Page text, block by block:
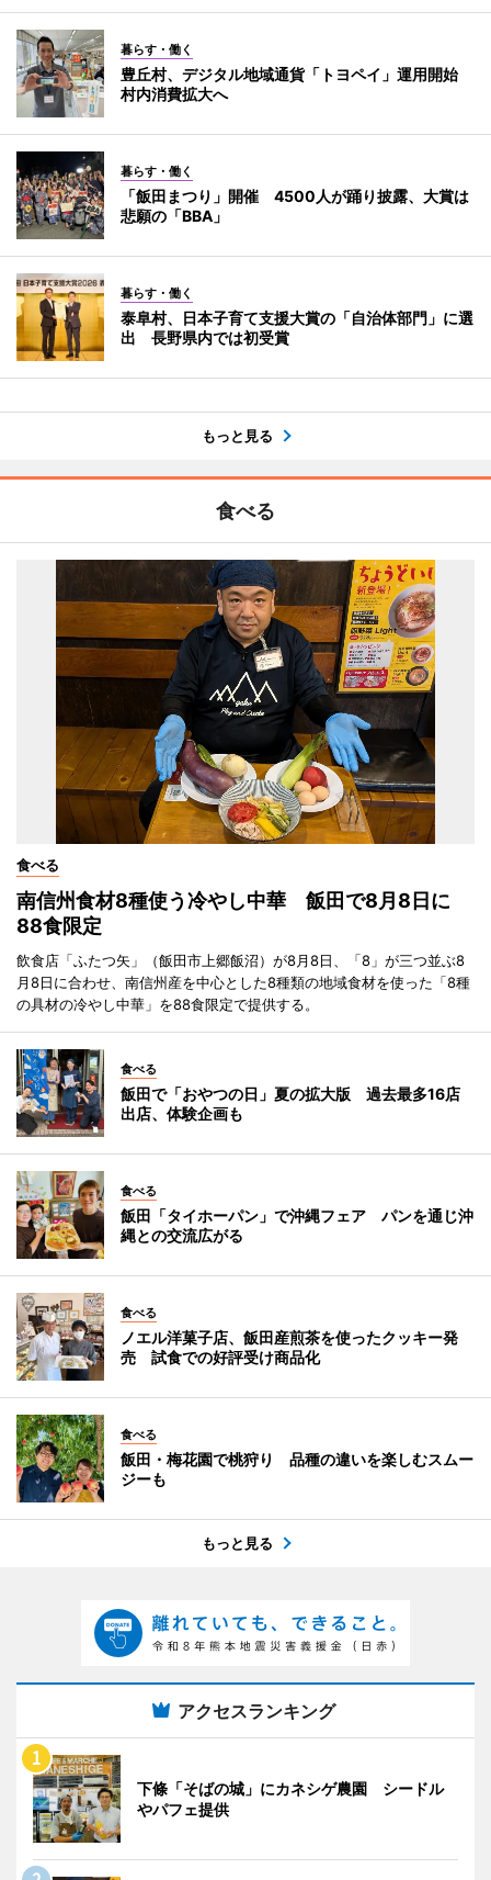
暮らす・働く
豊丘村、デジタル地域通貨「トヨペイ」運用開始
村内消費拡大へ
暮らす・働く
「飯田まつり」開催 4500人が踊り披露、大賞は
悲願の「BBA」
暮らす・働く
泰阜村、日本子育て支援大賞の「自治体部門」に選
出 長野県内では初受賞
もっと見る
食べる
食べる
南信州食材8種使う冷やし中華 飯田で8月8日に
88食限定
飲食店「ふたつ矢」（飯田市上郷飯沼）が8月8日、「8」が三つ並ぶ8
月8日に合わせ、南信州産を中心とした8種類の地域食材を使った「8種
の具材の冷やし中華」を88食限定で提供する。
食べる
飯田で「おやつの日」夏の拡大版 過去最多16店
出店、体験企画も
食べる
飯田「タイホーパン」で沖縄フェア パンを通じ沖
縄との交流広がる
食べる
ノエル洋菓子店、飯田産煎茶を使ったクッキー発
売 試食での好評受け商品化
食べる
飯田・梅花園で桃狩り 品種の違いを楽しむスムー
ジーも
もっと見る
アクセスランキング
下條「そばの城」にカネシゲ農園 シードル
やパフェ提供